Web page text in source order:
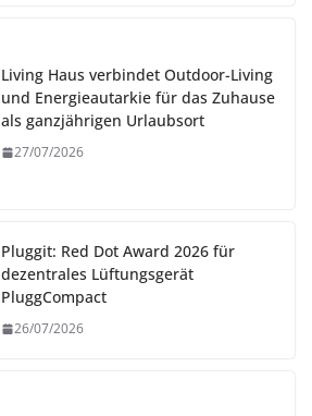
Living Haus verbindet Outdoor-Living
und Energieautarkie für das Zuhause
als ganzjährigen Urlaubsort
27/07/2026
Pluggit: Red Dot Award 2026 für
dezentrales Lüftungsgerät
PluggCompact
26/07/2026